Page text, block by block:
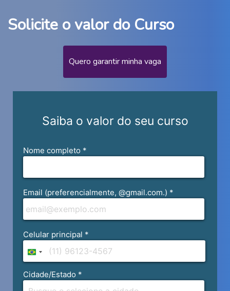
APLICACAO PELOS TRIBUNAIS
3º Semestre
20h AC GERAL III-A
30h FILOSOFIA E ETICA
30h JURISDIÇÃO COMPETÊNCIA E
SOLUÇÃO DOS CONFLITOS: TEORIA E
60h DIREITO CIVIL I : PARTE GERAL
60h DIREITO CONSTITUCIONAL II:
TEORIA E PRÁTICA
60h DIREITO INTERNACIONAL
PÚBLICO
60h DIREITO PENAL II: TEORIA DO
CRIME E SUA APLICACAO NOS
TRIBUNAIS
4º Semestre
Solicite o valor do Curso
Quero garantir minha vaga